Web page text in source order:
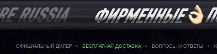
ОФИЦИАЛЬНЫЙ ДИЛЕР БЕСПЛАТНАЯ ДОСТАВКА ВОПРОСЫ И ОТВЕТЫ